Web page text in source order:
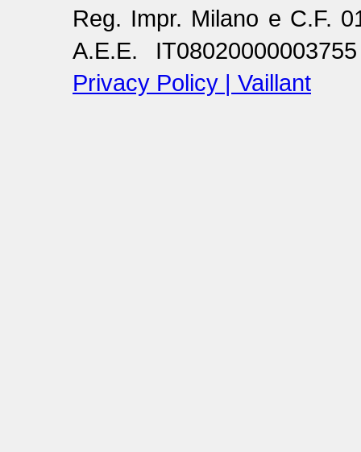
Reg. Impr. Milano e C.F.
A.E.E.
Privacy Policy | Vaillant